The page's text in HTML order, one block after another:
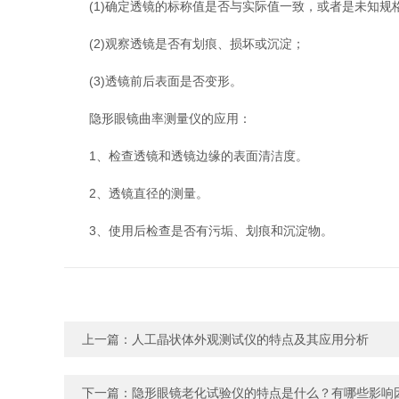
(1)确定透镜的标称值是否与实际值一致，或者是未知规
(2)观察透镜是否有划痕、损坏或沉淀；
(3)透镜前后表面是否变形。
隐形眼镜曲率测量仪的应用：
1、检查透镜和透镜边缘的表面清洁度。
2、透镜直径的测量。
3、使用后检查是否有污垢、划痕和沉淀物。
上一篇： 人工晶状体外观测试仪的特点及其应用分析
下一篇： 隐形眼镜老化试验仪的特点是什么？有哪些影响